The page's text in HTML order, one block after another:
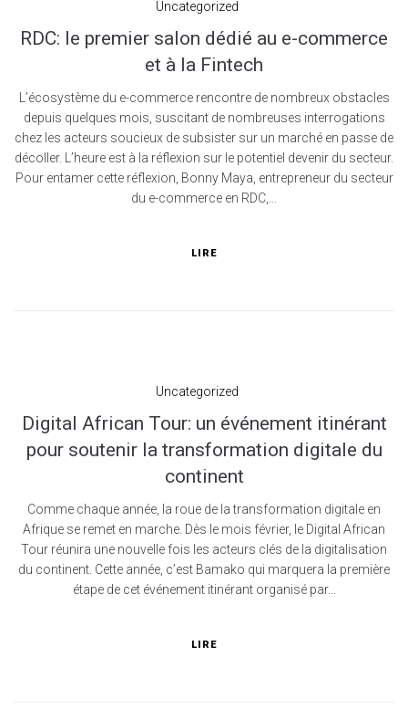
Uncategorized
RDC: le premier salon dédié au e-commerce
et à la Fintech
L’écosystème du e-commerce rencontre de nombreux obstacles
depuis quelques mois, suscitant de nombreuses interrogations
chez les acteurs soucieux de subsister sur un marché en passe de
décoller. L’heure est à la réflexion sur le potentiel devenir du secteur.
Pour entamer cette réflexion, Bonny Maya, entrepreneur du secteur
du e-commerce en RDC,...
LIRE
Uncategorized
Digital African Tour: un événement itinérant
pour soutenir la transformation digitale du
continent
Comme chaque année, la roue de la transformation digitale en
Afrique se remet en marche. Dès le mois février, le Digital African
Tour réunira une nouvelle fois les acteurs clés de la digitalisation
du continent. Cette année, c’est Bamako qui marquera la première
étape de cet événement itinérant organisé par...
LIRE